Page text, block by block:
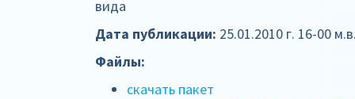
вида
Дата публикации: 25.01.2010 г. 16-00
Файлы:
скачать пакет